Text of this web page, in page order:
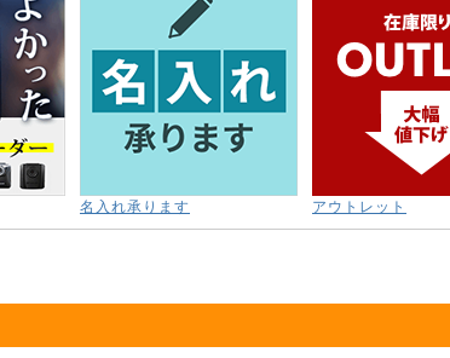
名入れ承ります アウトレット